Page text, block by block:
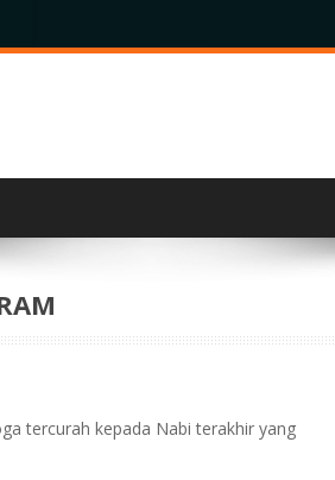
tercurah kepada Nabi terakhir yang